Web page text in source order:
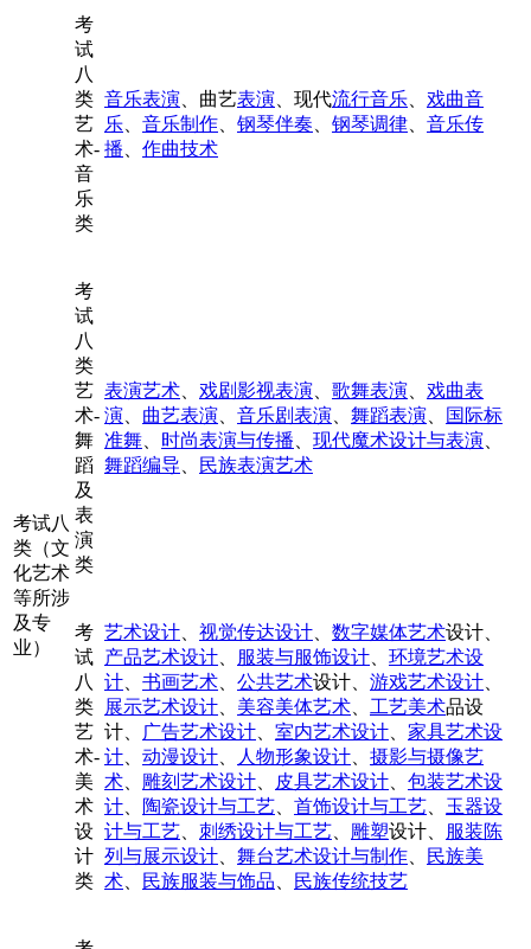
考试八
类（文
化艺术
等所涉
及专
业）
考
试
八
类
艺
术-
音
乐
类
音乐表演 、曲艺表演 、现代流行音乐
戏曲音
乐
音乐制作 钢琴伴奏 钢琴调律
音乐传
播
作曲技术
考
试
八
类
艺
术-
舞
蹈
及
表
演
类
表演艺术 戏剧影视表演 歌舞表演
戏曲表
演
曲艺表演 音乐剧表演 舞蹈表演
国际标
准舞
时尚表演与传播 现代魔术设计与表演
舞蹈编导
民族表演艺术
考
试
八
类
艺
术-
美
术
设
计
类
艺术设计 视觉传达设计 数字媒体艺术设计、
产品艺术设计
服装与服饰设计
环境艺术设
计
书画艺术 公共艺术设计、 游戏艺术设计
展示艺术设计
美容美体艺术 工艺美术品设
计、
广告艺术设计 室内艺术设计
家具艺术设
计
动漫设计 人物形象设计
摄影与摄像艺
术
雕刻艺术设计 皮具艺术设计
包装艺术设
计
陶瓷设计与工艺 首饰设计与工艺
玉器设
计与工艺
刺绣设计与工艺 雕塑设计、
服装陈
列与展示设计
舞台艺术设计与制作
民族美
术
民族服装与饰品 民族传统技艺